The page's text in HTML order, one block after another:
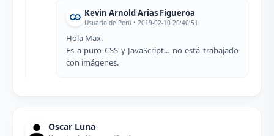
Kevin Arnold Arias Figueroa
Usuario de Perú • 2019-02-10 20:40:51
Hola Max.
Es a puro CSS y JavaScript... no está trabajado
con imágenes.
Oscar Luna